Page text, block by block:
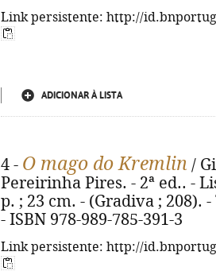
Link persistente: http://
ADICIONAR À LISTA
4 - O mago do Kremlin /
Pereirinha Pires. - 2ª ed.. -
p. ; 23 cm. - (Gradiva ;
- ISBN 978-989-785-391-3
Link persistente: http://